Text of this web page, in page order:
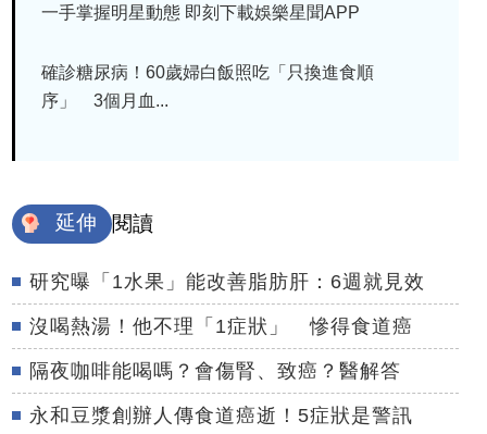
一手掌握明星動態 即刻下載娛樂星聞APP
確診糖尿病！60歲婦白飯照吃「只換進食順
序」 3個月血...
延伸 閱讀
研究曝「1水果」能改善脂肪肝：6週就見效
沒喝熱湯！他不理「1症狀」 慘得食道癌
隔夜咖啡能喝嗎？會傷腎、致癌？醫解答
永和豆漿創辦人傳食道癌逝！5症狀是警訊